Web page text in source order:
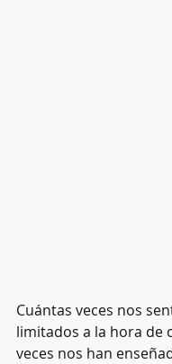
Cuántas veces nos
limitados a la hora de
veces nos han